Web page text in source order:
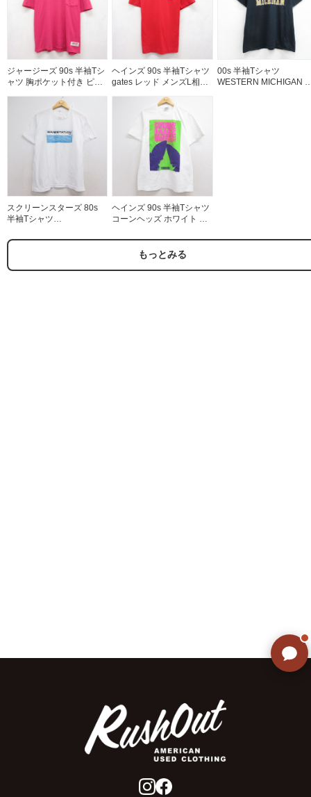
ジャージーズ 90s 半袖Tシ
ャツ 胸ポケット付き ピン
ヘインズ 90s 半袖Tシャツ
gates レッド メンズL相当 |
00s 半袖Tシャツ
WESTERN MICHIGAN
スクリーンスターズ 80s
半袖Tシャツ
メンズL相当 | 古着
ヘインズ 90s 半袖Tシャツ
コーンヘッズ ホワイト メ
もっとみる